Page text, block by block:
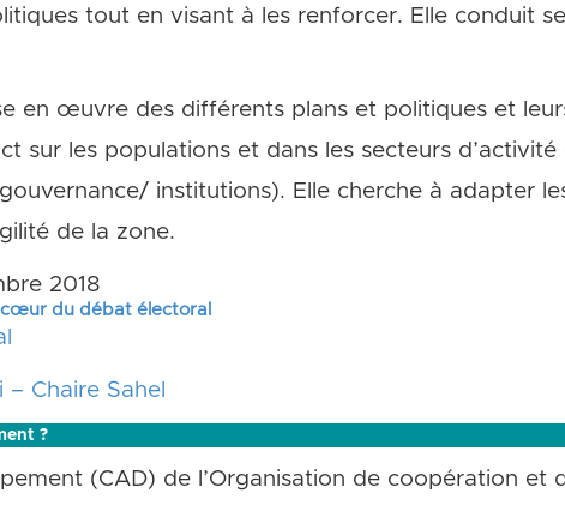
cœur du débat électoral
tout en visant à les renforcer. Elle conduit
en œuvre des différents plans et politiques et
sur les populations et dans les secteurs
institutions). Elle cherche à adapter
de la zone.
2018
– Chaire Sahel
?
(CAD) de l’Organisation de coopération et